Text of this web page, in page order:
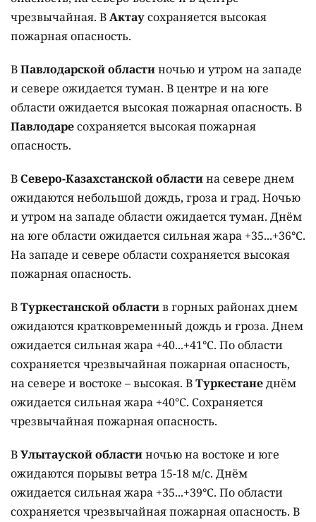
чрезвычайная. ВАктаусохраняется высокая
пожарная опасность.
ВПавлодарской областиночью и утром на западе
и севере ожидается туман. В центре и на юге
области ожидается высокая пожарная опасность. В
Павлодаресохраняется высокая пожарная
опасность.
ВСеверо-Казахстанской областина севере днем
ожидаются небольшой дождь, гроза и град. Ночью
и утром на западе области ожидается туман. Днём
на юге области ожидается сильная жара +35...+36°C.
На западе и севере области сохраняется высокая
пожарная опасность.
ВТуркестанской областив горных районах днем
ожидаются кратковременный дождь и гроза. Днем
ожидается сильная жара +40...+41°C. По области
сохраняется чрезвычайная пожарная опасность,
на севере и востоке – высокая. ВТуркестанеднём
ожидается сильная жара +40°C. Сохраняется
чрезвычайная пожарная опасность.
ВУлытауской областиночью на востоке и юге
ожидаются порывы ветра 15-18 м/с. Днём
ожидается сильная жара +35...+39°C. По области
сохраняется чрезвычайная пожарная опасность. В